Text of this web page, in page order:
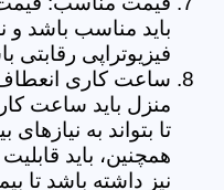
باید مناسب باشد و
فیزیوتراپی رقابتی
ساعت کاری انعطاف
منزل باید ساعت
تا بتواند به
همچنین، باید
نیز داشته باشد تا